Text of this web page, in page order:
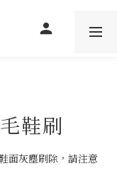
鞋刷
面灰塵刷除，請注意